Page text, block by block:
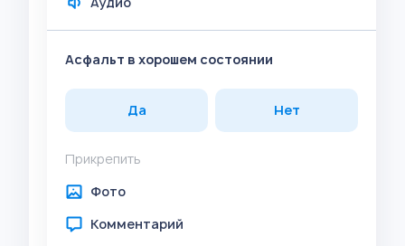
Асфальт в хорошем состоянии
Да Нет
Прикрепить
Фото
Комментарий